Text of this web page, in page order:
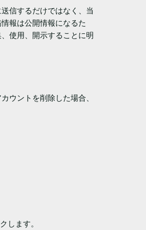
信するだけではなく、当
報は公開情報になるた
使用、開示することに明
ウントを削除した場合、
します。